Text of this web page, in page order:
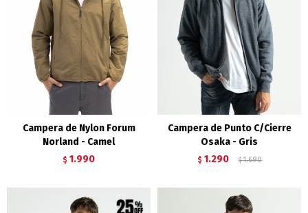
Campera de Nylon Forum
Norland - Camel
$ 1.990
Campera de Punto C/Cierre
Osaka - Gris
$ 1.290 $ 1.690